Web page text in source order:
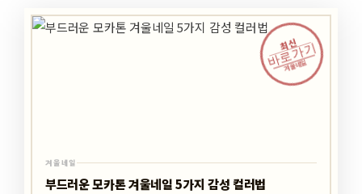
최신
바로가기
겨울네일
겨울네일
부드러운 모카톤 겨울네일 5가지 감성 컬러법